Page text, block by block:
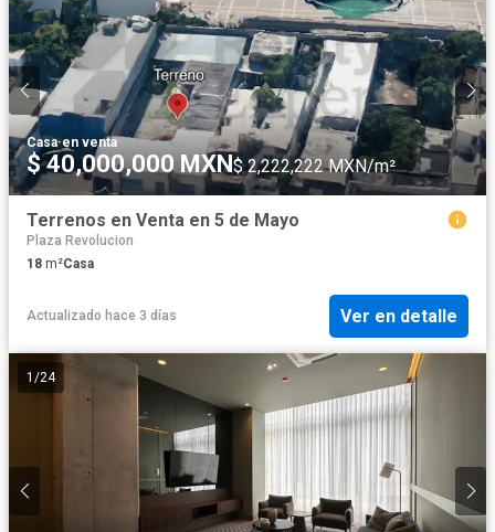
Casa·en venta
$ 40,000,000 MXN$ 2,222,222 MXN/m²
Terrenos en Venta en 5 de Mayo
Plaza Revolucion
18 m²Casa
Actualizado hace 3 días Ver en detalle
1 /24